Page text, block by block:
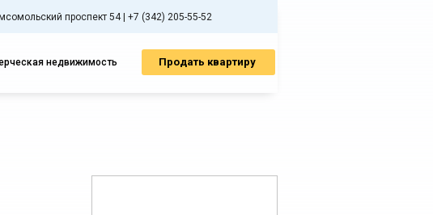
проспект 54 | +7 (342) 205-55-52
недвижимость Продать квартиру